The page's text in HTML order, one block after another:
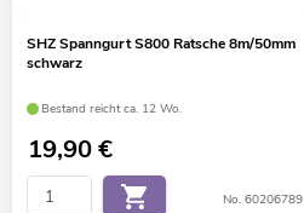
SHZ Spanngurt S800 Ratsche 8m/50mm
schwarz
Bestand reicht ca. 12 Wo.
19,90€
No. 60206789